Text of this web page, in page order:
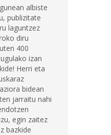
albiste
publizitate
laguntzez
diru
400
izan
Herri eta
bidean
jarraitu nahi
egin zaitez
bazkide